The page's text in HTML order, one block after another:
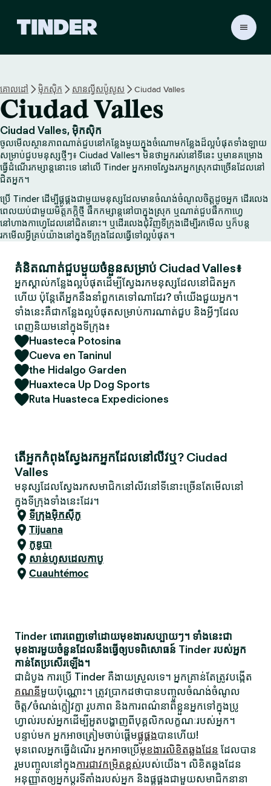
T
i
n
d
e
r
គោលដៅ ម៉ិកស៊ិក សានល្វីសប៉ូសូស Ciudad Valles
Ciudad Valles
Ciudad Valles, ម៉ិកស៊ិក
ចូលមើលស្ថានភាពណាត់ជួបនៅកន្លែងមួយក្នុងចំណោមកន្លែងដ៏ល្អបំផុតទាំងឡាយ
សម្រាប់ជួបមនុស្សថ្មីៗ៖ Ciudad Valles។ មិនថាអ្នករស់នៅទីនេះ ឬមានគម្រោង
ធ្វើដំណើរកម្សាន្តនោះទេ នៅលើ Tinder អ្នកអាចស្វែងរកអ្នកស្រុកជាច្រើនដែលនៅ
ជិតអ្នក។
ប្រើ Tinder ដើម្បីផ្គូផ្គងជាមួយមនុស្សដែលមានចំណង់ចំណូលចិត្តដូចអ្នក ដើរលេង
ពេលយប់ជាមួយមិត្តភក្តិថ្មី ផឹកកម្សាន្តនៅបាក្នុងស្រុក ឬណាត់ជួបផឹកកាហ្វេ
នៅហាងកាហ្វេដែលនៅជិតនោះ។ ឬដើរលេងជុំវិញទីក្រុងដើម្បីរកមើល ឬក៏បន្ត
រកមើលអ្វីគ្រប់យ៉ាងនៅក្នុងទីក្រុងដែលធ្វើទៅល្អបំផុត។
គំនិតណាត់ជួបមួយចំនួនសម្រាប់ Ciudad Valles៖
អ្នកស្គាល់កន្លែងល្អបំផុតដើម្បីស្វែងរកមនុស្សដែលនៅជិតអ្នក
ហើយ ប៉ុន្តែតើអ្នកនឹងនាំពួកគេទៅណាដែរ? ចាំយើងជួយអ្នក។
ទាំងនេះគឺជាកន្លែងល្អបំផុតសម្រាប់ការណាត់ជួប និងអ្វីៗដែល
ពេញនិយមនៅក្នុងទីក្រុង៖
Huasteca Potosina
Cueva en Taninul
the Hidalgo Garden
Huaxteca Up Dog Sports
Ruta Huasteca Expediciones
តើអ្នកកំពុងស្វែងរកអ្នកដែលនៅលីវឬ? Ciudad
Valles
មនុស្សដែលស្វែងរកសមាជិកនៅលីវនៅទីនោះច្រើនតែមើលនៅ
ក្នុងទីក្រុងទាំងនេះដែរ។
ទីក្រុងម៉ិកស៊ីកូ
Tijuana
កូឌូបា
សាន់ហូសដេលកាបូ
Cuauhtémoc
Tinder ពោរពេញទៅដោយមុខងារសប្បាយៗ។ ទាំងនេះជា
មុខងារមួយចំនួនដែលនឹងធ្វើឲ្យបទពិសោធន៍ Tinder របស់អ្នក
កាន់តែប្រសើរឡើង។
ជាដំបូង ការប្រើ Tinder គឺងាយស្រួលទេ។ អ្នកគ្រាន់តែត្រូវបង្កើត
គណនីមួយប៉ុណ្ណោះ។ ត្រូវប្រាកដថាបានបញ្ចូលចំណង់ចំណូល
ចិត្ត/ចំណង់ក្លៀវក្លា រូបភាព និងការពណ៌នាពីខ្លួនអ្នកទៅក្នុងប្រូ
ហ្វាល់របស់អ្នកដើម្បីអួតបង្ហាញពីបុគ្គលិកលក្ខណៈរបស់អ្នក។
បន្ទាប់មក អ្នកអាចត្រៀមចាប់ផ្តើមផ្គូផ្គងបានហើយ!
មុនពេលអ្នកធ្វើដំណើរ អ្នកអាចប្រើមុខងារលិខិតឆ្លងដែន ដែលបាន
រួមបញ្ចូលនៅក្នុងការជាវកម្រិតខ្ពស់របស់យើង។ លិខិតឆ្លងដែន
អនុញ្ញាតឲ្យអ្នកប្តូរទីតាំងរបស់អ្នក និងផ្គូផ្គងជាមួយសមាជិកនានា